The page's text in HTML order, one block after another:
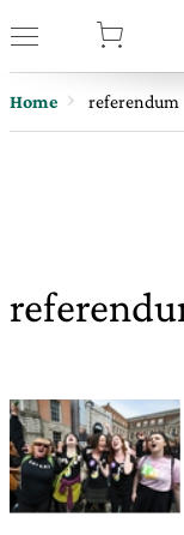
Home referendum